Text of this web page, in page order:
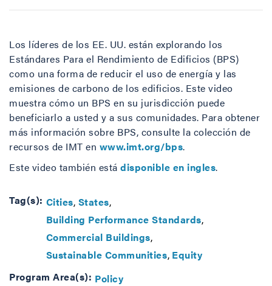
Los líderes de los EE. UU. están explorando los
Estándares Para el Rendimiento de Edificios (BPS)
como una forma de reducir el uso de energía y las
emisiones de carbono de los edificios. Este video
muestra cómo un BPS en su jurisdicción puede
beneficiarlo a usted y a sus comunidades. Para obtener
más información sobre BPS, consulte la colección de
recursos de IMT en www.imt.org/bps.
Este video también está disponible en ingles.
Tag(s): Cities States
Building Performance Standards
Commercial Buildings
Sustainable Communities Equity
Program Area(s): Policy